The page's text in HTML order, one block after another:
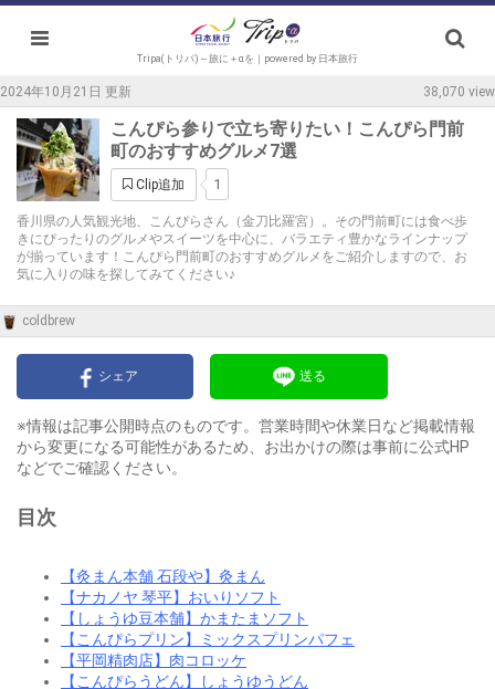
Tripa(トリパ)～旅に＋αを｜powered by 日本旅行
2024年10月21日 更新 38,070 view
こんぴら参りで立ち寄りたい！こんぴら門前
町のおすすめグルメ7選
Clip追加 1
香川県の人気観光地、こんぴらさん（金刀比羅宮）。その門前町には食べ歩
きにぴったりのグルメやスイーツを中心に、バラエティ豊かなラインナップ
が揃っています！こんぴら門前町のおすすめグルメをご紹介しますので、お
気に入りの味を探してみてください♪
coldbrew
シェア 送る
※情報は記事公開時点のものです。営業時間や休業日など掲載情報
から変更になる可能性があるため、お出かけの際は事前に公式HP
などでご確認ください。
目次
【灸まん本舗 石段や】灸まん
【ナカノヤ 琴平】おいりソフト
【しょうゆ豆本舗】かまたまソフト
【こんぴらプリン】ミックスプリンパフェ
【平岡精肉店】肉コロッケ
【こんぴらうどん】しょうゆうどん